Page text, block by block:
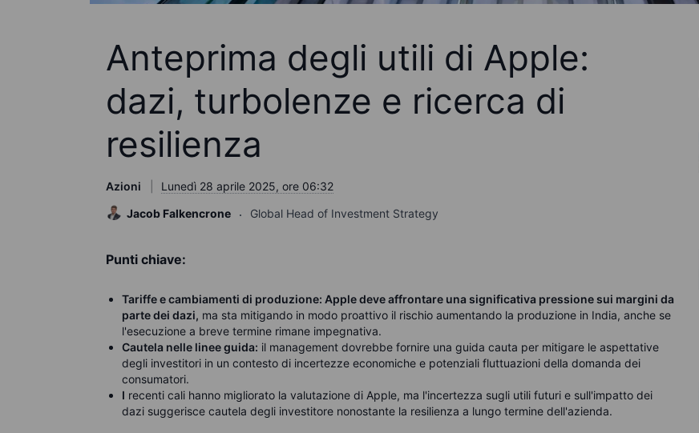
Anteprima degli utili di Apple:
dazi, turbolenze e ricerca di
resilienza
Azioni
Lunedì 28 aprile 2025, ore 06:32
Jacob Falkencrone
Global Head of Investment Strategy
Punti chiave:
Tariffe e cambiamenti di produzione: Apple deve affrontare una significativa pressione sui margini da
parte dei dazi, ma sta mitigando in modo proattivo il rischio aumentando la produzione in India, anche se
l'esecuzione a breve termine rimane impegnativa.
Cautela nelle linee guida: il management dovrebbe fornire una guida cauta per mitigare le aspettative
degli investitori in un contesto di incertezze economiche e potenziali fluttuazioni della domanda dei
consumatori.
I recenti cali hanno migliorato la valutazione di Apple, ma l'incertezza sugli utili futuri e sull'impatto dei
dazi suggerisce cautela degli investitore nonostante la resilienza a lungo termine dell'azienda.